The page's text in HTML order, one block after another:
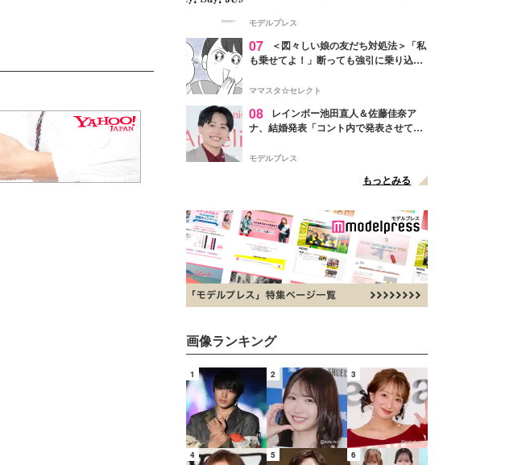
モデルプレス
07
＜図々しい娘の友だち対処法＞「私
も乗せてよ！」断っても強引に乗り込ん
ママスタ☆セレクト
08
レインボー池田直人＆佐藤佳奈ア
ナ、結婚発表「コント内で発表させてい
点変更のため
モデルプレス
もっとみる
画像ランキング
1 2 3
4 5 6